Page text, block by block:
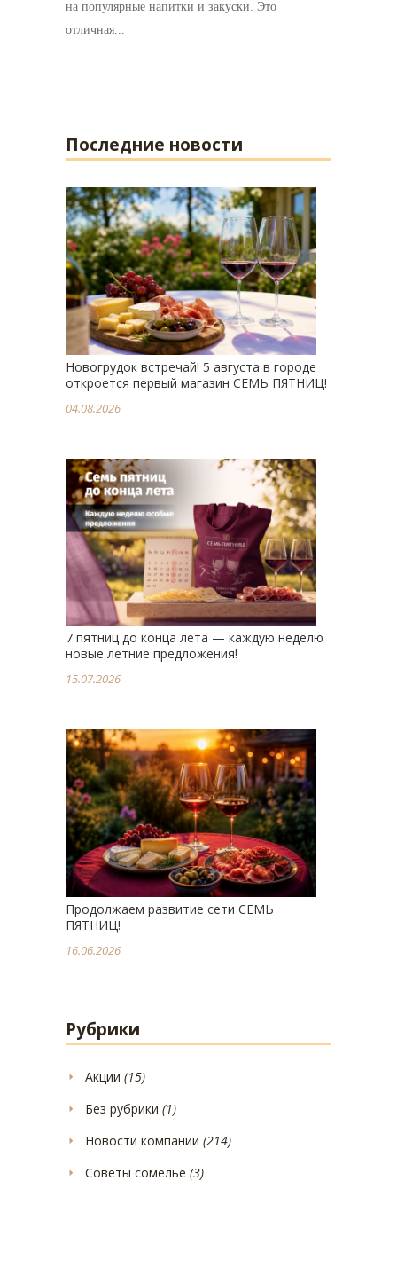
на популярные напитки и закуски. Это
отличная...
Последние новости
Новогрудок встречай! 5 августа в городе
откроется первый магазин СЕМЬ ПЯТНИЦ!
04.08.2026
7 пятниц до конца лета — каждую неделю
новые летние предложения!
15.07.2026
Продолжаем развитие сети СЕМЬ
ПЯТНИЦ!
16.06.2026
Рубрики
Акции (15)
Без рубрики (1)
Новости компании (214)
Советы сомелье (3)